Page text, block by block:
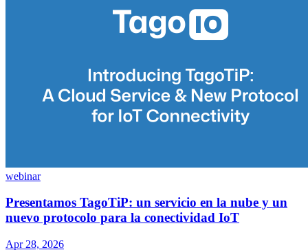
webinar
Presentamos TagoTiP: un servicio en la nube y un
nuevo protocolo para la conectividad IoT
Apr 28, 2026